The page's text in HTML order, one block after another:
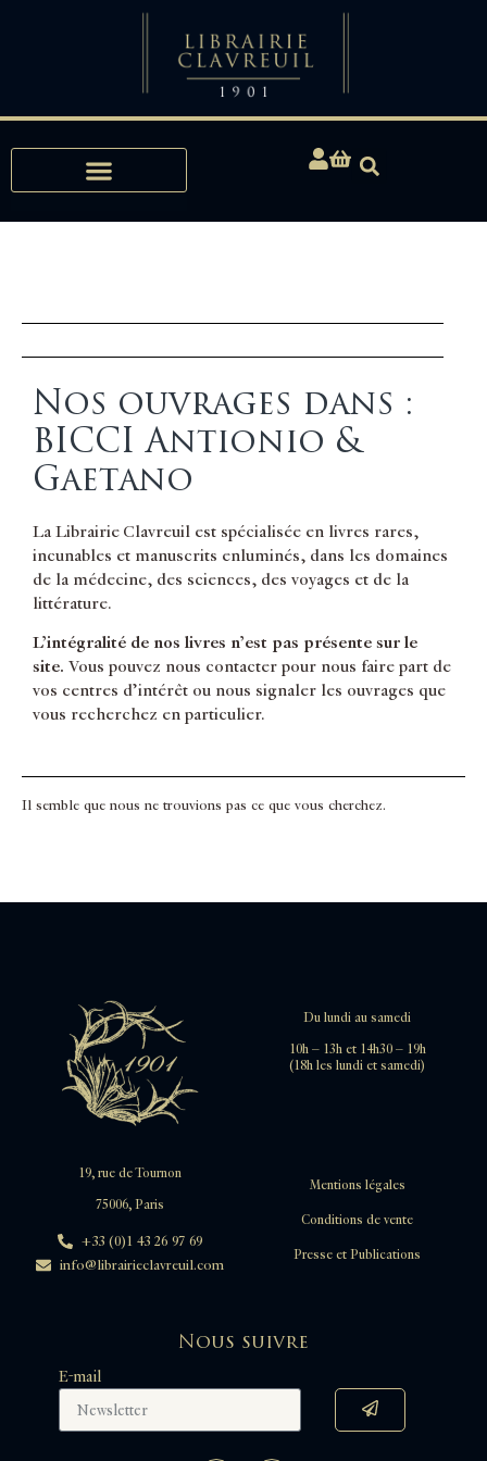
Nos ouvrages dans :
BICCI Antionio &
Gaetano
La Librairie Clavreuil est spécialisée en livres rares,
incunables et manuscrits enluminés, dans les domaines
de la médecine, des sciences, des voyages et de la
littérature.
L’intégralité de nos livres n’est pas présente sur le
site. Vous pouvez nous contacter pour nous faire part de
vos centres d’intérêt ou nous signaler les ouvrages que
vous recherchez en particulier.
Il semble que nous ne trouvions pas ce que vous cherchez.
Du lundi au samedi
10h – 13h et 14h30 – 19h
(18h les lundi et samedi)
19, rue de Tournon
75006, Paris
+33 (0)1 43 26 97 69
info@librairieclavreuil.com
Mentions légales
Conditions de vente
Presse et Publications
Nous suivre
E-mail